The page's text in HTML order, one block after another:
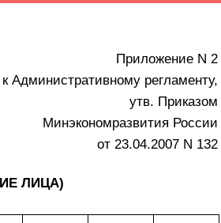
Приложение N 2
к Административному регламенту,
утв. Приказом
Минэкономразвития России
от 23.04.2007 N 132
ЛИЦА)